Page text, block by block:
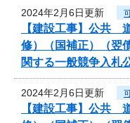
2024年2月6日更新
【建設工事】公共
修）（国補正）（翌
関する一般競争入札
2024年2月6日更新
【建設工事】公共